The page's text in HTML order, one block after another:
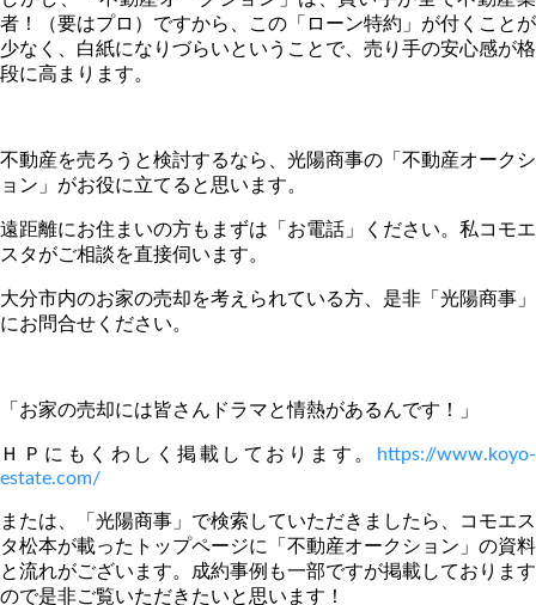
者！（要はプロ）ですから、この「ローン特約」が付くことが
少なく、白紙になりづらいということで、売り手の安心感が格
段に高まります。
不動産を売ろうと検討するなら、光陽商事の「不動産オークシ
ョン」がお役に立てると思います。
遠距離にお住まいの方もまずは「お電話」ください。私コモエ
スタがご相談を直接伺います。
大分市内のお家の売却を考えられている方、是非「光陽商事」
にお問合せください。
「お家の売却には皆さんドラマと情熱があるんです！」
ＨＰにもくわしく掲載しております。
https://www.koyo-
estate.com/
または、「光陽商事」で検索していただきましたら、コモエス
タ松本が載ったトップページに「不動産オークション」の資料
と流れがございます。成約事例も一部ですが掲載しております
ので是非ご覧いただきたいと思います！